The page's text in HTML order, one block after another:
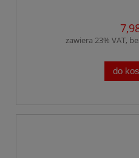
zawiera 23% VAT,
do